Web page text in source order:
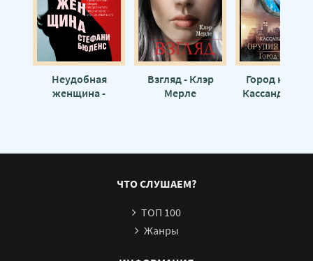
Ящик Пандоры 22
Ящик Пандоры 23
Ящик Пандоры 24
Ящик Пандоры 25
Ящик Пандоры 26
Неудобная
женщина -
Взгляд - Клэр
Мерле
Город
Кассандра
ЧТО СЛУШАЕМ?
ТОП 100
Жанры